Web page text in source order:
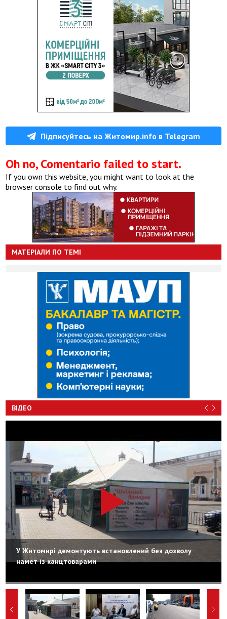
Підписуйтесь на Житомир.info в Telegram
Oh no, Comentario failed to start.
If you own this website, you might want to look at the
browser console to find out why.
МАТЕРІАЛИ ПО ТЕМІ
ВІДЕО
У Житомирі демонтують встановлений без дозволу
намет із канцтоварами